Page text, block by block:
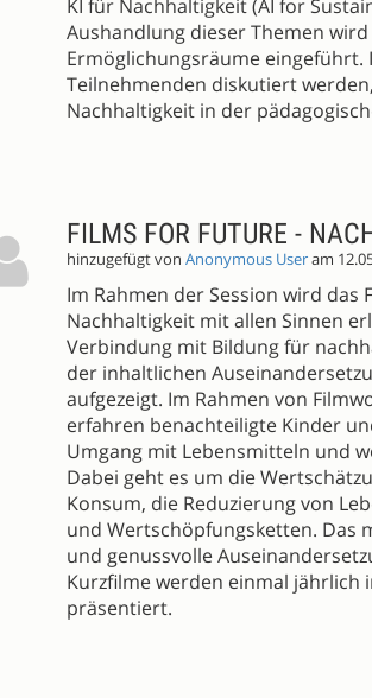
KI für Nachhaltigkeit (AI for
Aushandlung dieser Themen
Ermöglichungsräume
Teilnehmenden diskutiert
Nachhaltigkeit in der
FILMS FOR FUTURE -
hinzugefügt von Anonymous Useram
Im Rahmen der Session wird das
Nachhaltigkeit mit allen Sinnen
Verbindung mit Bildung für
der inhaltlichen
aufgezeigt. Im Rahmen von
erfahren benachteiligte Kinder
Umgang mit Lebensmitteln und
Dabei geht es um die
Konsum, die Reduzierung von
und Wertschöpfungsketten. Das
und genussvolle
Kurzfilme werden einmal jährlich
präsentiert.